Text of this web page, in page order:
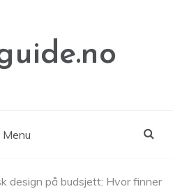
Menu
design på budsjett: Hvor finner